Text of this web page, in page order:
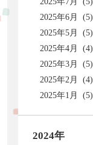
2025年6月 (5)
2025年5月 (5)
2025年4月 (4)
2025年3月 (5)
2025年2月 (4)
2025年1月 (5)
2024年